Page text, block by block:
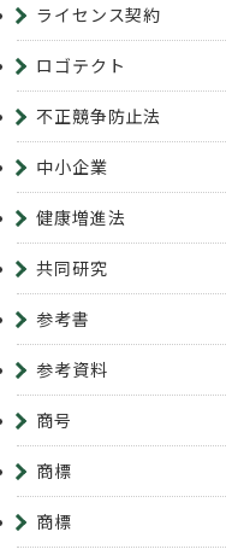
ライセンス契約
ロゴテクト
不正競争防止法
中小企業
健康増進法
共同研究
参考書
参考資料
商号
商標
商標